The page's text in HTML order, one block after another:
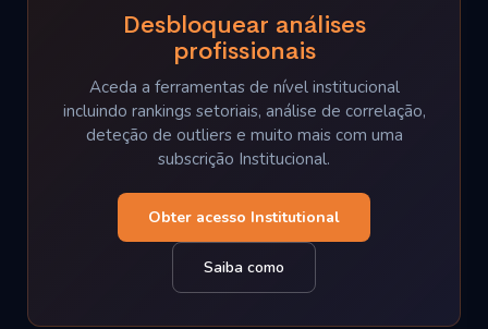
Desbloquear análises
profissionais
Aceda a ferramentas de nível institucional
incluindo rankings setoriais, análise de correlação,
deteção de outliers e muito mais com uma
subscrição Institucional.
Obter acesso Institutional
Saiba como